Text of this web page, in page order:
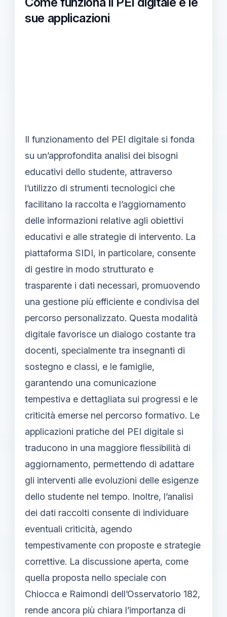
sue applicazioni
Il funzionamento del PEI digitale si fonda
su un’approfondita analisi dei bisogni
educativi dello studente, attraverso
l’utilizzo di strumenti tecnologici che
facilitano la raccolta e l’aggiornamento
delle informazioni relative agli obiettivi
educativi e alle strategie di intervento. La
piattaforma SIDI, in particolare, consente
di gestire in modo strutturato e
trasparente i dati necessari, promuovendo
una gestione più efficiente e condivisa del
percorso personalizzato. Questa modalità
digitale favorisce un dialogo costante tra
docenti, specialmente tra insegnanti di
sostegno e classi, e le famiglie,
garantendo una comunicazione
tempestiva e dettagliata sui progressi e le
criticità emerse nel percorso formativo. Le
applicazioni pratiche del PEI digitale si
traducono in una maggiore flessibilità di
aggiornamento, permettendo di adattare
gli interventi alle evoluzioni delle esigenze
dello studente nel tempo. Inoltre, l’analisi
dei dati raccolti consente di individuare
eventuali criticità, agendo
tempestivamente con proposte e strategie
correttive. La discussione aperta, come
quella proposta nello speciale con
Chiocca e Raimondi dell’Osservatorio 182,
rende ancora più chiara l’importanza di